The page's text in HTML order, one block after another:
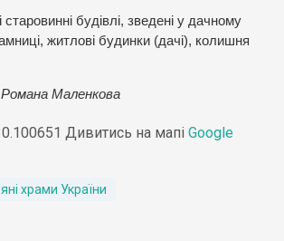
старовинні будівлі, зведені у дачному
житлові будинки (дачі), колишня
Маленкова
Дивитись на мапі Google
храми України